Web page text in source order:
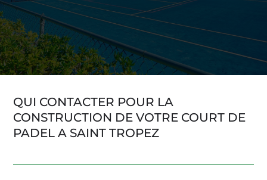
QUI CONTACTER POUR LA
CONSTRUCTION DE VOTRE COURT DE
PADEL A SAINT TROPEZ